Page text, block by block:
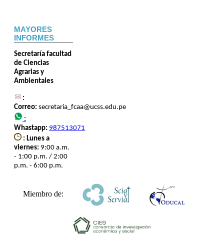
MAYORES
INFORMES
Secretaría facultad
de Ciencias
Agrarias y
Ambientales
:
Correo: secretaria_fcaa@ucss.edu.pe
:
Whastapp: 987513071
: Lunes a
viernes: 9:00 a.m.
- 1:00 p.m. / 2:00
p.m. - 6:00 p.m.
Miembro de: